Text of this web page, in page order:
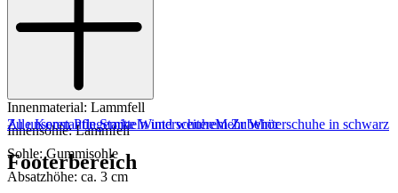
Material: Leder
Innenmaterial: Lammfell
Innensohle: Lammfell
Sohle: Gummisohle
Absatzhöhe: ca. 3 cm
Zu unseren Pflegemitteln und weiterem Zubehör
Alle Konstantin Starke WinterschuheMehr Winterschuhe in schwarz
Footerbereich